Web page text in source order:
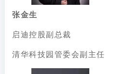
张金生
启迪控股副总裁
清华科技园管委会副主任